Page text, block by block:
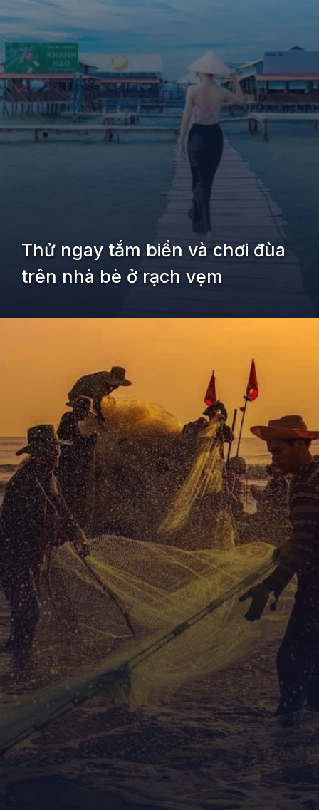
Thử ngay tắm biển và chơi đùa
trên nhà bè ở rạch vẹm